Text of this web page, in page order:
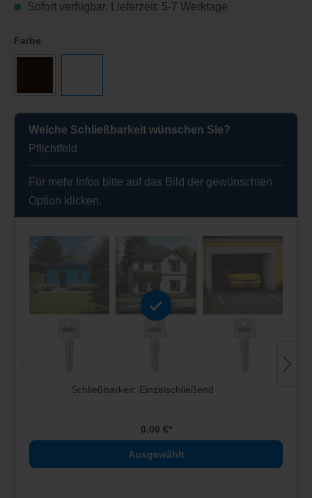
Sofort verfügbar, Lieferzeit: 5-7 Werktage
Farbe
Welche Schließbarkeit wünschen Sie?
Pflichtfeld
Für mehr Infos bitte auf das Bild der gewünschten
Option klicken.
Schließbarkeit: Einzelschließend
0,00 €*
Ausgewählt